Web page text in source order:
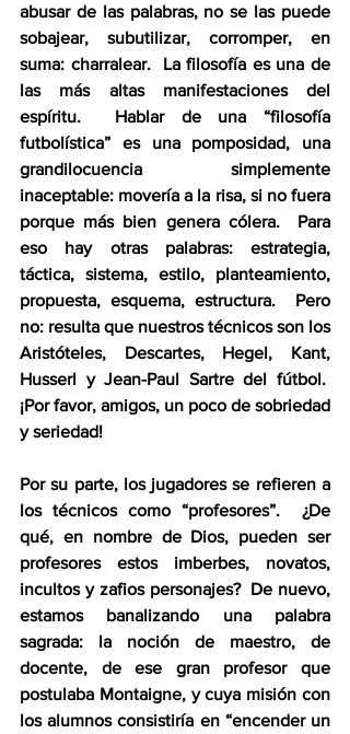
abusar de las palabras, no se las puede
sobajear, subutilizar, corromper, en
suma: charralear.  La filosofía es una de
las más altas manifestaciones del
espíritu.  Hablar de una “filosofía
futbolística” es una pomposidad, una
grandilocuencia simplemente
inaceptable: movería a la risa, si no fuera
porque más bien genera cólera.  Para
eso hay otras palabras: estrategia,
táctica, sistema, estilo, planteamiento,
propuesta, esquema, estructura.  Pero
no: resulta que nuestros técnicos son los
Aristóteles, Descartes, Hegel, Kant,
Husserl y Jean-Paul Sartre del fútbol.
¡Por favor, amigos, un poco de sobriedad
y seriedad!
Por su parte, los jugadores se refieren a
los técnicos como “profesores”.  ¿De
qué, en nombre de Dios, pueden ser
profesores estos imberbes, novatos,
incultos y zafios personajes?  De nuevo,
estamos banalizando una palabra
sagrada: la noción de maestro, de
docente, de ese gran profesor que
postulaba Montaigne, y cuya misión con
los alumnos consistiría en “encender un